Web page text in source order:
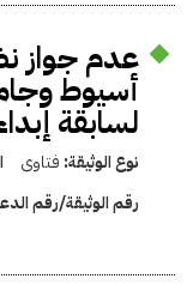
عدم جواز
أسيوط
لسابقة
نوع الوثيقة: فتاوى
رقم الوثيقة/رقم